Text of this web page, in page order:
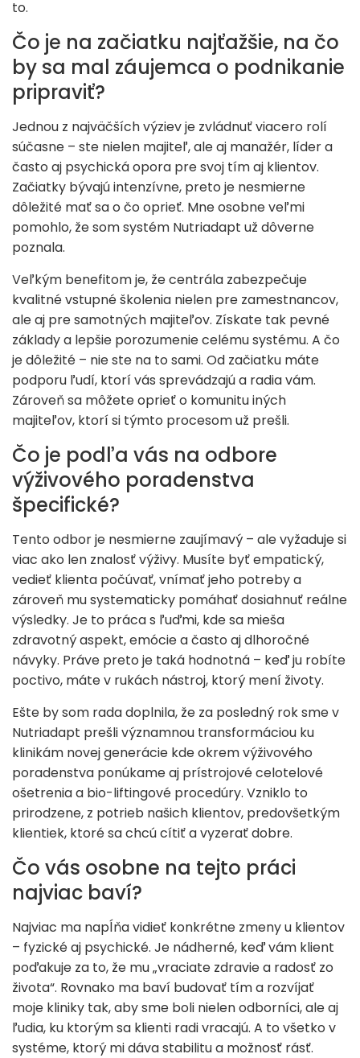
to.
Čo je na začiatku najťažšie, na čo
by sa mal záujemca o podnikanie
pripraviť?
Jednou z najväčších výziev je zvládnuť viacero rolí
súčasne – ste nielen majiteľ, ale aj manažér, líder a
často aj psychická opora pre svoj tím aj klientov.
Začiatky bývajú intenzívne, preto je nesmierne
dôležité mať sa o čo oprieť. Mne osobne veľmi
pomohlo, že som systém Nutriadapt už dôverne
poznala.
Veľkým benefitom je, že centrála zabezpečuje
kvalitné vstupné školenia nielen pre zamestnancov,
ale aj pre samotných majiteľov. Získate tak pevné
základy a lepšie porozumenie celému systému. A čo
je dôležité – nie ste na to sami. Od začiatku máte
podporu ľudí, ktorí vás sprevádzajú a radia vám.
Zároveň sa môžete oprieť o komunitu iných
majiteľov, ktorí si týmto procesom už prešli.
Čo je podľa vás na odbore
výživového poradenstva
špecifické?
Tento odbor je nesmierne zaujímavý – ale vyžaduje si
viac ako len znalosť výživy. Musíte byť empatický,
vedieť klienta počúvať, vnímať jeho potreby a
zároveň mu systematicky pomáhať dosiahnuť reálne
výsledky. Je to práca s ľuďmi, kde sa mieša
zdravotný aspekt, emócie a často aj dlhoročné
návyky. Práve preto je taká hodnotná – keď ju robíte
poctivo, máte v rukách nástroj, ktorý mení životy.
Ešte by som rada doplnila, že za posledný rok sme v
Nutriadapt prešli významnou transformáciou ku
klinikám novej generácie kde okrem výživového
poradenstva ponúkame aj prístrojové celotelové
ošetrenia a bio-liftingové procedúry. Vzniklo to
prirodzene, z potrieb našich klientov, predovšetkým
klientiek, ktoré sa chcú cítiť a vyzerať dobre.
Čo vás osobne na tejto práci
najviac baví?
Najviac ma napĺňa vidieť konkrétne zmeny u klientov
– fyzické aj psychické. Je nádherné, keď vám klient
poďakuje za to, že mu „vraciate zdravie a radosť zo
života“. Rovnako ma baví budovať tím a rozvíjať
moje kliniky tak, aby sme boli nielen odborníci, ale aj
ľudia, ku ktorým sa klienti radi vracajú. A to všetko v
systéme, ktorý mi dáva stabilitu a možnosť rásť.